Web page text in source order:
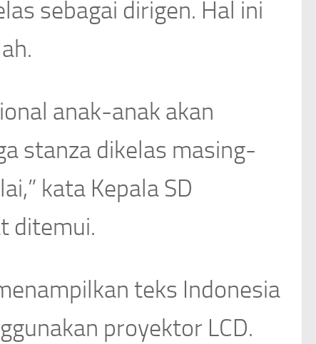
sebagai dirigen. Hal ini
anak-anak akan
stanza dikelas masing-
kata Kepala SD
ditemui.
teks Indonesia
proyektor LCD.